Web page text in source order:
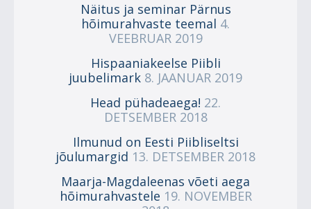
Näitus ja seminar Pärnus
hõimurahvaste teemal 4.
VEEBRUAR 2019
Hispaaniakeelse Piibli
juubelimark 8. JAANUAR 2019
Head pühadeaega! 22.
DETSEMBER 2018
Ilmunud on Eesti Piibliseltsi
jõulumargid 13. DETSEMBER 2018
Maarja-Magdaleenas võeti aega
hõimurahvastele 19. NOVEMBER